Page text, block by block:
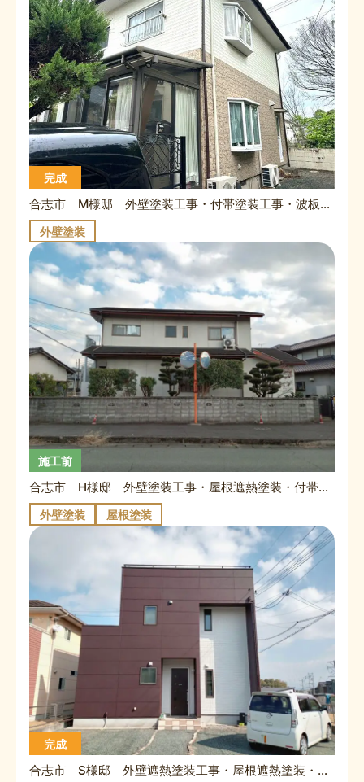
完成
合志市 M様邸 外壁塗装工事・付帯塗装工事・波板張替工事
外壁塗装
施工前
合志市 H様邸 外壁塗装工事・屋根遮熱塗装・付帯塗装工事・他
外壁塗装 屋根塗装
完成
合志市 S様邸 外壁遮熱塗装工事・屋根遮熱塗装・付帯塗装工事